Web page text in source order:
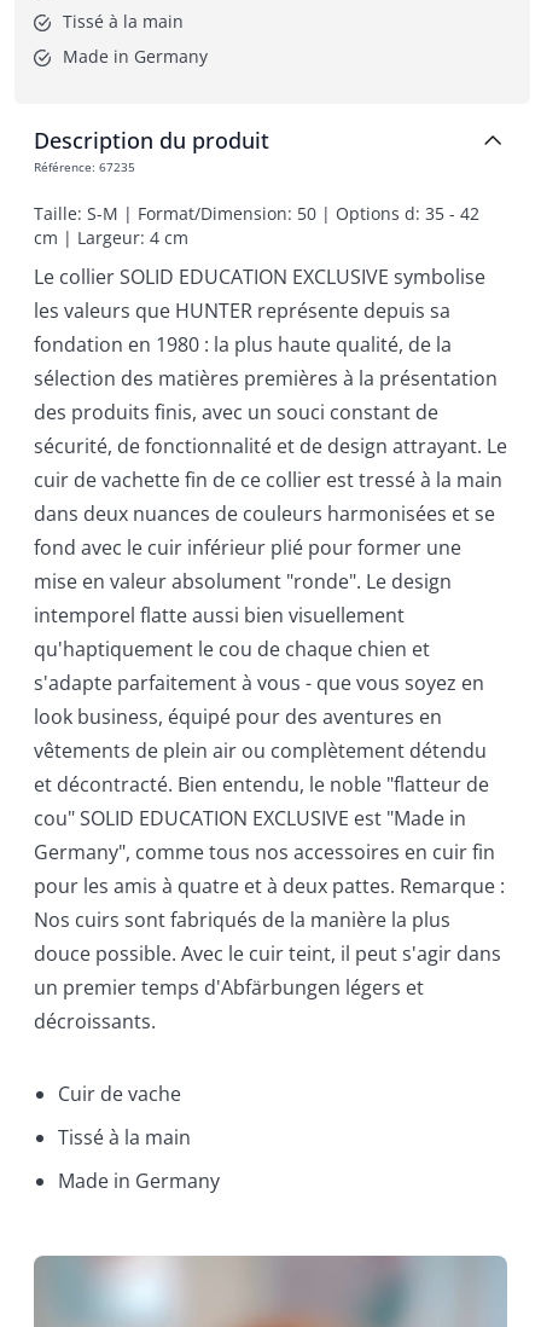
Tissé à la main
Made in Germany
Description du produit
Référence: 67235
Taille: S-M | Format/Dimension: 50 | Options d: 35 - 42
cm | Largeur: 4 cm
Le collier SOLID EDUCATION EXCLUSIVE symbolise
les valeurs que HUNTER représente depuis sa
fondation en 1980 : la plus haute qualité, de la
sélection des matières premières à la présentation
des produits finis, avec un souci constant de
sécurité, de fonctionnalité et de design attrayant. Le
cuir de vachette fin de ce collier est tressé à la main
dans deux nuances de couleurs harmonisées et se
fond avec le cuir inférieur plié pour former une
mise en valeur absolument "ronde". Le design
intemporel flatte aussi bien visuellement
qu'haptiquement le cou de chaque chien et
s'adapte parfaitement à vous - que vous soyez en
look business, équipé pour des aventures en
vêtements de plein air ou complètement détendu
et décontracté. Bien entendu, le noble "flatteur de
cou" SOLID EDUCATION EXCLUSIVE est "Made in
Germany", comme tous nos accessoires en cuir fin
pour les amis à quatre et à deux pattes. Remarque :
Nos cuirs sont fabriqués de la manière la plus
douce possible. Avec le cuir teint, il peut s'agir dans
un premier temps d'Abfärbungen légers et
décroissants.
Cuir de vache
Tissé à la main
Made in Germany